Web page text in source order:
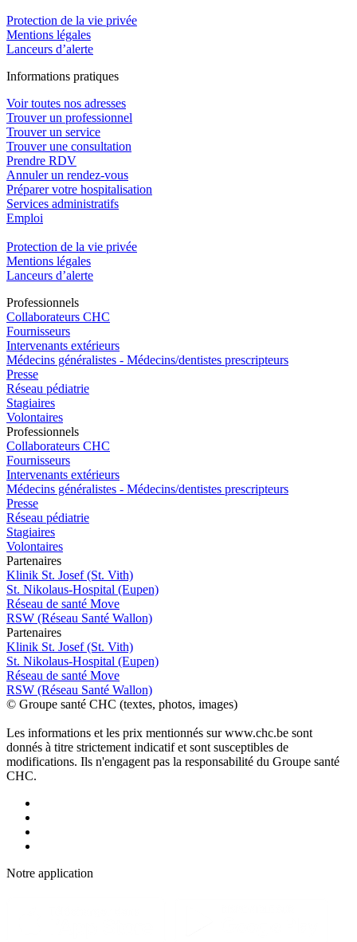
Protection de la vie privée
Mentions légales
Lanceurs d’alerte
Informations pratiques
Voir toutes nos adresses
Trouver un professionnel
Trouver un service
Trouver une consultation
Prendre RDV
Annuler un rendez-vous
Préparer votre hospitalisation
Services administratifs
Emploi​
Protection de la vie privée
Mentions légales
Lanceurs d’alerte
Professionnels
Collaborateurs CHC
Fournisseurs
Intervenants extérieurs
Médecins généralistes - Médecins/dentistes prescripteurs
Presse
Réseau pédiatrie
Stagiaires
Volontaires
Professionnels
Collaborateurs CHC
Fournisseurs
Intervenants extérieurs
Médecins généralistes - Médecins/dentistes prescripteurs
Presse
Réseau pédiatrie
Stagiaires
Volontaires
Partenaires
Klinik St. Josef (St. Vith)
St. Nikolaus-Hospital (Eupen)
Réseau de santé Move
RSW (Réseau Santé Wallon)
Partenaires
Klinik St. Josef (St. Vith)
St. Nikolaus-Hospital (Eupen)
Réseau de santé Move
RSW (Réseau Santé Wallon)
© Groupe santé CHC (textes, photos, images)
Les informations et les prix mentionnés sur www.chc.be sont
donnés à titre strictement indicatif et sont susceptibles de
modifications. Ils n'engagent pas la responsabilité du Groupe santé
CHC.
Notre application